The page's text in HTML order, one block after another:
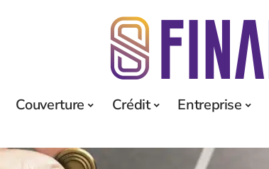
Couverture Crédit Entreprise